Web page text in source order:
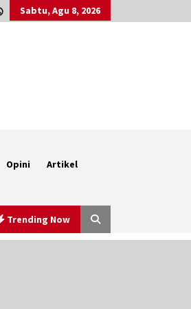
Sabtu, Agu 8, 2026
Opini Artikel
Trending Now